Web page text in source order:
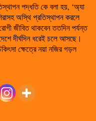
পদ্ধতি কে বলা হয়, ‘অ্যা
অস্থি প্রতিস্থাপন করলে
জীবিত থাকবেন ততদিন পর্যন্ত
দীর্ঘদিন ধরেই চলে আসছে।
ক্ষেত্রে নয়া নজির গড়ল